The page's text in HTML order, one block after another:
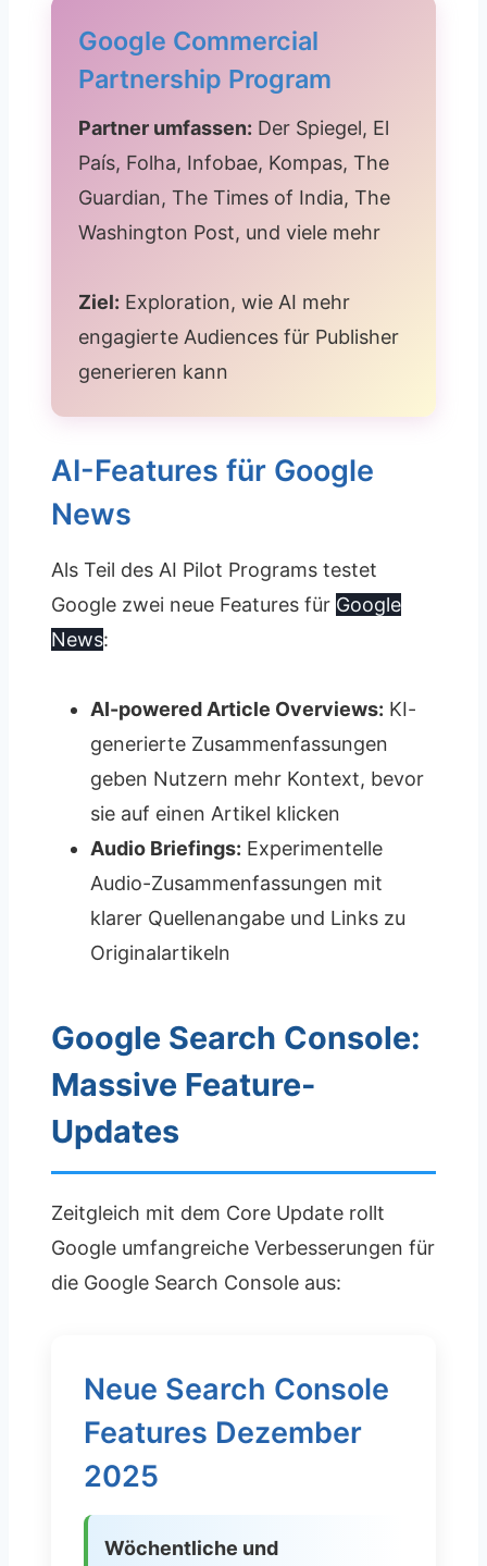
Google Commercial
Partnership Program
Partner umfassen: Der Spiegel, El
País, Folha, Infobae, Kompas, The
Guardian, The Times of India, The
Washington Post, und viele mehr
Ziel: Exploration, wie AI mehr
engagierte Audiences für Publisher
generieren kann
AI-Features für Google
News
Als Teil des AI Pilot Programs testet
Google zwei neue Features für Google
News:
AI-powered Article Overviews: KI-
generierte Zusammenfassungen
geben Nutzern mehr Kontext, bevor
sie auf einen Artikel klicken
Audio Briefings: Experimentelle
Audio-Zusammenfassungen mit
klarer Quellenangabe und Links zu
Originalartikeln
Google Search Console:
Massive Feature-
Updates
Zeitgleich mit dem Core Update rollt
Google umfangreiche Verbesserungen für
die Google Search Console aus:
Neue Search Console
Features Dezember
2025
Wöchentliche und